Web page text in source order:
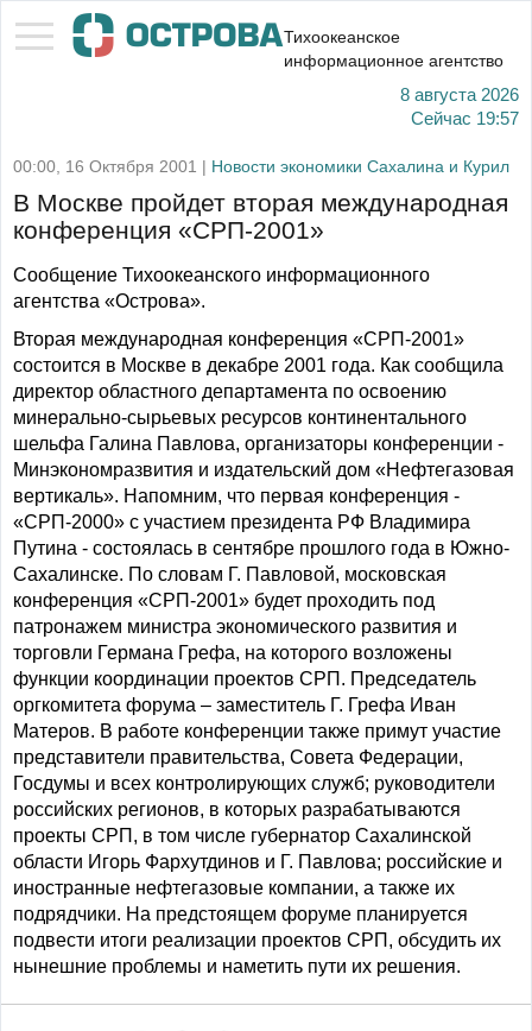
Тихоокеанское
информационное агентство
8 августа 2026
Сейчас 19:57
00:00, 16 Октября 2001 | Новости экономики Сахалина и Курил
В Москве пройдет вторая международная
конференция «СРП-2001»
Сообщение Тихоокеанского информационного
агентства «Острова».
Вторая международная конференция «СРП-2001»
состоится в Москве в декабре 2001 года. Как сообщила
директор областного департамента по освоению
минерально-сырьевых ресурсов континентального
шельфа Галина Павлова, организаторы конференции -
Минэкономразвития и издательский дом «Нефтегазовая
вертикаль». Напомним, что первая конференция -
«СРП-2000» с участием президента РФ Владимира
Путина - состоялась в сентябре прошлого года в Южно-
Сахалинске. По словам Г. Павловой, московская
конференция «СРП-2001» будет проходить под
патронажем министра экономического развития и
торговли Германа Грефа, на которого возложены
функции координации проектов СРП. Председатель
оргкомитета форума – заместитель Г. Грефа Иван
Матеров. В работе конференции также примут участие
представители правительства, Совета Федерации,
Госдумы и всех контролирующих служб; руководители
российских регионов, в которых разрабатываются
проекты СРП, в том числе губернатор Сахалинской
области Игорь Фархутдинов и Г. Павлова; российские и
иностранные нефтегазовые компании, а также их
подрядчики. На предстоящем форуме планируется
подвести итоги реализации проектов СРП, обсудить их
нынешние проблемы и наметить пути их решения.